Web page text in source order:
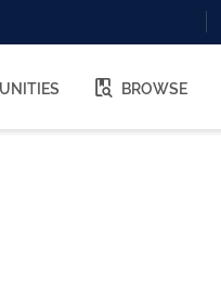
BROWSE